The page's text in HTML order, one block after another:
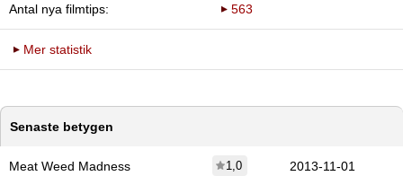
Antal nya filmtips: 563
Mer statistik
Senaste betygen
Meat Weed Madness 1,0 2013-11-01